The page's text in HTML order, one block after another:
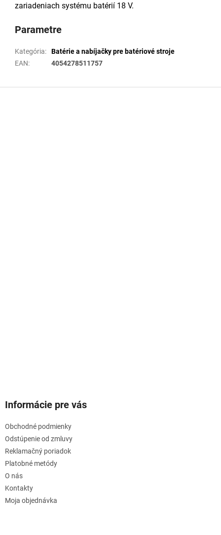
zariadeniach systému batérií 18 V.
Parametre
Kategória:
Batérie a nabíjačky pre batériové stroje
EAN: 4054278511757
Informácie pre vás
Obchodné podmienky
Odstúpenie od zmluvy
Reklamačný poriadok
Platobné metódy
O nás
Kontakty
Moja objednávka